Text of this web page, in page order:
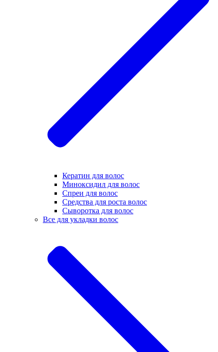
Кератин для волос
Миноксидил для волос
Спреи для волос
Средства для роста волос
Сыворотка для волос
Все для укладки волос